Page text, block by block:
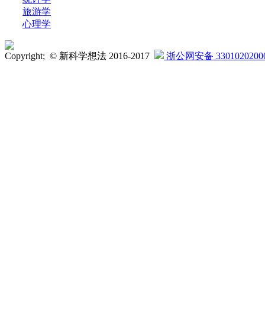
旅游学
心理学
Copyright; © 新科学想法 2016-2017 浙公网安备